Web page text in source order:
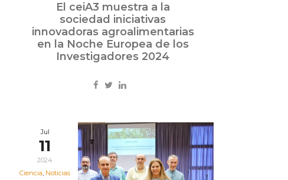
El ceiA3 muestra a la
sociedad iniciativas
innovadoras agroalimentarias
en la Noche Europea de los
Investigadores 2024
Jul
11
2024
Ciencia, Noticias